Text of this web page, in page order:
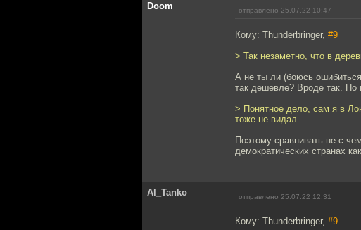
Doom отправлено 25.07.22 10:47
Кому: Thunderbringer, #9
> Так незаметно, что в
А не ты ли (боюсь
так дешевле? Вроде так. Но
> Понятное дело, сам я в
тоже не видал.
Поэтому сравнивать не с
демократических странах
Al_Tanko отправлено 25.07.22 12:31
Кому: Thunderbringer, #9